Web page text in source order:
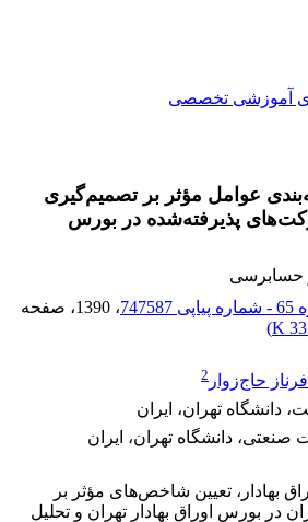
آموزشی تخصصی
عوامل مؤثر بر تصمیم‌گیری
پذیرفته‌شده در بورس
حسابرسی
، 1390
، صفحه
)
فرناز حاج‌زوار 2
دانشگاه تهران، ایران
دانشگاه تهران، ایران
بهادار، تعیین شاخص‌های مؤثر بر
در بورس اوراق بهادار تهران و تحلیل